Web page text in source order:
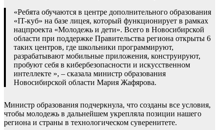
«Ребята обучаются в центре дополнительного образования
«IT-куб» на базе лицея, который функционирует в рамках
нацпроекта «Молодежь и дети». Всего в Новосибирской
области при поддержке Правительства региона открыты 6
таких центров, где школьники программируют,
разрабатывают мобильные приложения, конструируют,
пробуют себя в кибербезопасности и искусственном
интеллекте », – сказала министр образования
Новосибирской области Мария Жафярова.
Министр образования подчеркнула, что созданы все условия,
чтобы молодежь в дальнейшем укрепляла позиции нашего
региона и страны в технологическом суверенитете.